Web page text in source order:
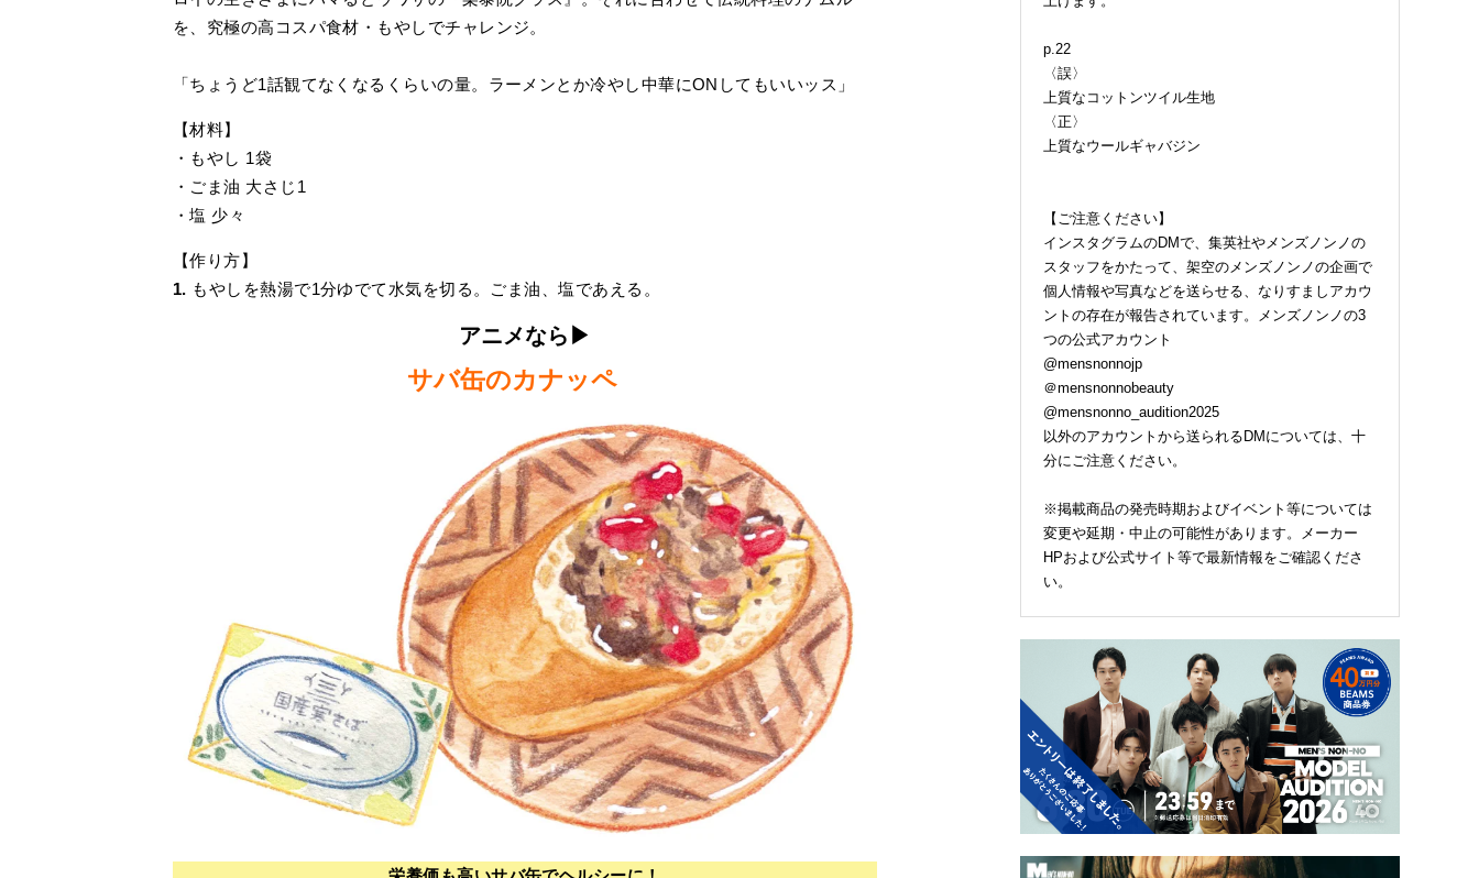
を、究極の高コスパ食材・もやしでチャレンジ。
「ちょうど1話観てなくなるくらいの量。ラーメンとか冷やし中華にONしてもいいッス」
【材料】
・もやし 1袋
・ごま油 大さじ1
・塩 少々
【作り方】
1. もやしを熱湯で1分ゆでて水気を切る。ごま油、塩であえる。
アニメなら▶︎
サバ缶のカナッペ
p.22
〈誤〉
上質なコットンツイル生地
〈正〉
上質なウールギャバジン
【ご注意ください】
インスタグラムのDMで、集英社やメンズノンノの
スタッフをかたって、架空のメンズノンノの企画で
個人情報や写真などを送らせる、なりすましアカウ
ントの存在が報告されています。メンズノンノの3
つの公式アカウント
@mensnonnojp
＠mensnonnobeauty
@mensnonno_audition2025
以外のアカウントから送られるDMについては、十
分にご注意ください。
※掲載商品の発売時期およびイベント等については
変更や延期・中止の可能性があります。メーカー
HPおよび公式サイト等で最新情報をご確認くださ
い。